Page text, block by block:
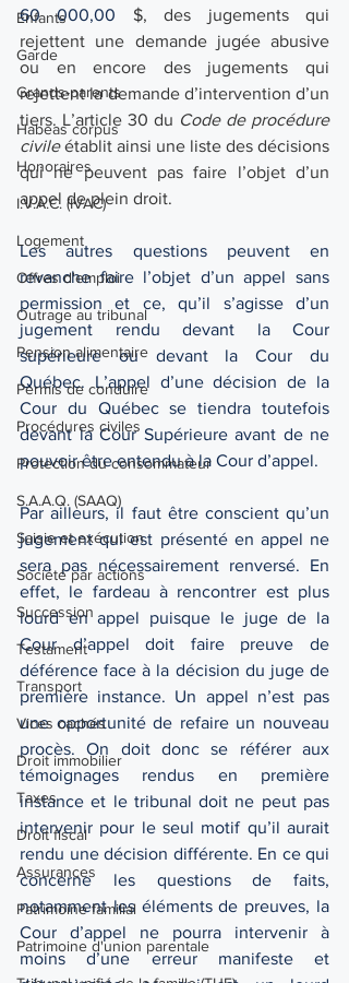
Enfants
Garde
Grands-parents
Habeas corpus
Honoraires
I.V.A.C. (IVAC)
Logement
Offres d'emploi
Outrage au tribunal
Pension alimentaire
Permis de conduire
Procédures civiles
Protection du consommateur
S.A.A.Q. (SAAQ)
Saisie et exécution
Société par actions
Succession
Testament
Transport
Vices cachés
Droit immobilier
Taxes
Droit fiscal
Assurances
Patrimoine familial
Patrimoine d'union parentale
60 000,00 $, des jugements qui
rejettent une demande jugée abusive
ou en encore des jugements qui
rejettent la demande d’intervention d’un
tiers. L’article 30 du Code de procédure
civile établit ainsi une liste des décisions
qui ne peuvent pas faire l’objet d’un
appel de plein droit.
Les autres questions peuvent en
revanche faire l’objet d’un appel sans
permission et ce, qu’il s’agisse d’un
jugement rendu devant la Cour
supérieure ou devant la Cour du
Québec. L’appel d’une décision de la
Cour du Québec se tiendra toutefois
devant la Cour Supérieure avant de ne
pouvoir être entendu à la Cour d’appel.
Par ailleurs, il faut être conscient qu’un
jugement qui est présenté en appel ne
sera pas nécessairement renversé. En
effet, le fardeau à rencontrer est plus
lourd en appel puisque le juge de la
Cour d’appel doit faire preuve de
déférence face à la décision du juge de
première instance. Un appel n’est pas
une opportunité de refaire un nouveau
procès. On doit donc se référer aux
témoignages rendus en première
instance et le tribunal doit ne peut pas
intervenir pour le seul motif qu’il aurait
rendu une décision différente. En ce qui
concerne les questions de faits,
notamment les éléments de preuves, la
Cour d’appel ne pourra intervenir à
moins d’une erreur manifeste et